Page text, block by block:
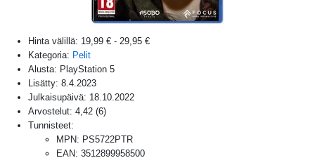
Hinta välillä: 19,99 € - 29,95 €
Kategoria: Pelit
Alusta: PlayStation 5
Lisätty: 8.4.2023
Julkaisupäivä: 18.10.2022
Arvostelut: 4,42 (6)
Tunnisteet:
MPN: PS5722PTR
EAN: 3512899958500